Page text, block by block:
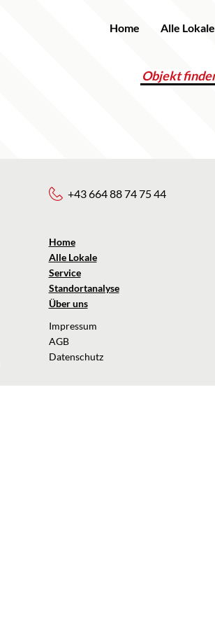
Home Alle Lokale
+43 664 88 74 75 44
Home
Alle Lokale
Service
Standortanalyse
Über uns
Impressum
AGB
Datenschutz